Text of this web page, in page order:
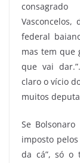
federal
mas tem que
que vai
claro o vício
muitos
Se
imposto
da cá”, só o